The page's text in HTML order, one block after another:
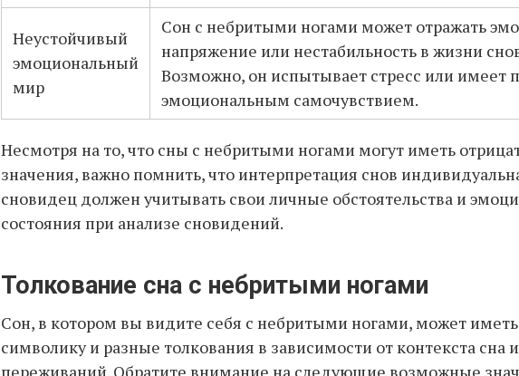
Неустойчивый
эмоциональный
мир
Сон с небритыми ногами может отражать
напряжение или нестабильность в жизни
Возможно, он испытывает стресс или имеет
эмоциональным самочувствием.
Несмотря на то, что сны с небритыми ногами могут иметь
значения, важно помнить, что интерпретация снов
сновидец должен учитывать свои личные обстоятельства и
состояния при анализе сновидений.
Толкование сна с небритыми ногами
Сон, в котором вы видите себя с небритыми ногами, может
символику и разные толкования в зависимости от контекста сна
переживаний. Обратите внимание на следующие возможные